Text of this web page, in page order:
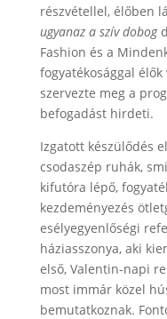
részvétellel, élőben
ugyanaz a szív dobog
Fashion és a
fogyatékosággal
szervezte meg a
befogadást hirdeti.
Izgatott készülődés
csodaszép ruhák,
kifutóra lépő,
kezdeményezés
esélyegyenlőségi
háziasszonya, aki
első, Valentin-napi
most immár közel
bemutatkoznak.